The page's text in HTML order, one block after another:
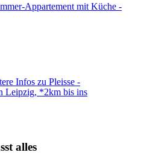
Appartement mit Küche -
Infos zu Pleisse -
Leipzig, *2km bis ins
alles